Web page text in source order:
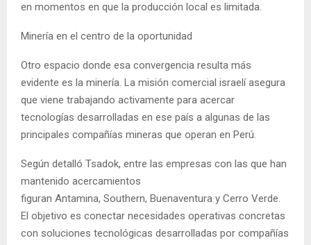
en momentos en que la producción local es limitada.
Minería en el centro de la oportunidad
Otro espacio donde esa convergencia resulta más
evidente es la minería. La misión comercial israelí asegura
que viene trabajando activamente para acercar
tecnologías desarrolladas en ese país a algunas de las
principales compañías mineras que operan en Perú.
Según detalló Tsadok, entre las empresas con las que han
mantenido acercamientos
figuran Antamina, Southern, Buenaventura y Cerro Verde.
El objetivo es conectar necesidades operativas concretas
con soluciones tecnológicas desarrolladas por compañías